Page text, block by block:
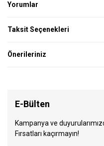
Yorumlar
Taksit Seçenekleri
Önerileriniz
E-Bülten
Kampanya ve
Fırsatları kaçırmayın!